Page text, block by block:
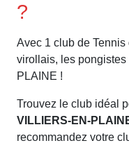
?
Avec 1 club de
virollais, les
PLAINE !
Trouvez le club idéal
VILLIERS-EN-
recommandez votre